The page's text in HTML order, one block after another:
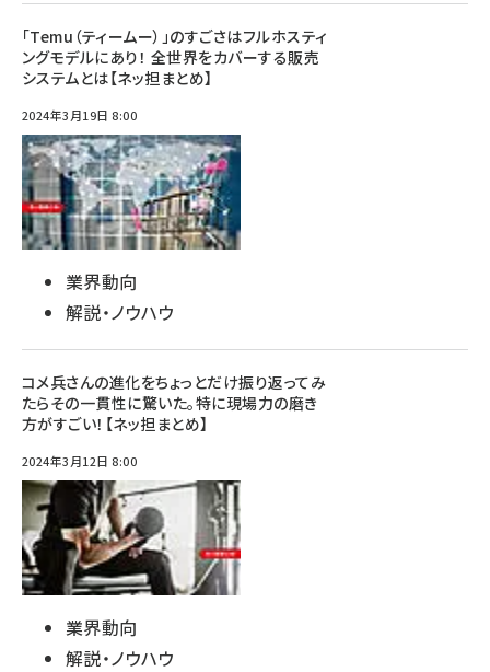
「Temu（ティームー）」のすごさはフルホスティ
ングモデルにあり！ 全世界をカバーする販売
システムとは【ネッ担まとめ】
2024年3月19日 8:00
業界動向
解説・ノウハウ
コメ兵さんの進化をちょっとだけ振り返ってみ
たらその一貫性に驚いた。特に現場力の磨き
方がすごい！【ネッ担まとめ】
2024年3月12日 8:00
業界動向
解説・ノウハウ